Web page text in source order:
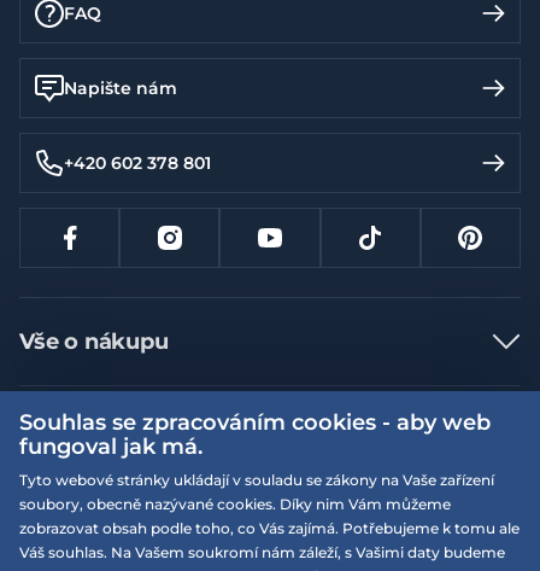
FAQ
Napište nám
+420 602 378 801
Vše o nákupu
Jak nakupovat
Nejčastější dotazy
Doprava a platba
Vrácení a výměna zboží
Reklamace
Více informací
Obchodní podmínky
Podmínky EQS věrnostního klubu
On-line katalogy
Naše prodejny
Souhlas se zpracováním cookies - aby web
fungoval jak má.
Tyto webové stránky ukládají v souladu se zákony na Vaše zařízení
soubory, obecně nazývané cookies. Díky nim Vám můžeme
zobrazovat obsah podle toho, co Vás zajímá. Potřebujeme k tomu ale
Váš souhlas. Na Vašem soukromí nám záleží, s Vašimi daty budeme